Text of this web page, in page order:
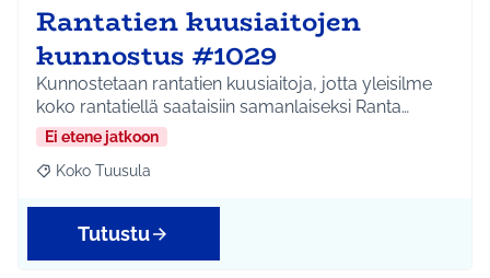
Rantatien kuusiaitojen
kunnostus #1029
Kunnostetaan rantatien kuusiaitoja, jotta yleisilme
koko rantatiellä saataisiin samanlaiseksi Ranta…
Ei etene jatkoon
Rajaa tulokset aihepiirin mukaan: Koko Tuusula
Koko Tuusula
Tutustu